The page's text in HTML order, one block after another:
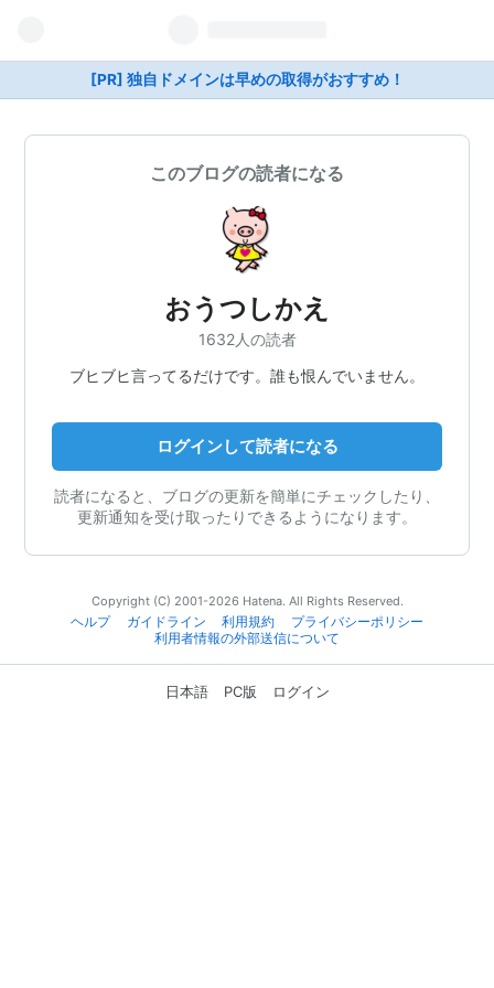
[PR] 独自ドメインは早めの取得がおすすめ！
このブログの読者になる
おうつしかえ
1632人の読者
ブヒブヒ言ってるだけです。誰も恨んでいません。
ログインして読者になる
読者になると、ブログの更新を簡単にチェックしたり、
更新通知を受け取ったりできるようになります。
Copyright (C) 2001-2026 Hatena. All Rights Reserved.
ヘルプ
ガイドライン 利用規約
プライバシーポリシー
利用者情報の外部送信について
日本語 PC版 ログイン